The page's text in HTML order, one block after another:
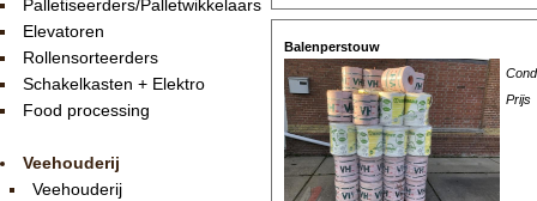
Palletiseerders/Palletwikkelaars
Elevatoren
Rollensorteerders
Schakelkasten + Elektro
Food processing
Veehouderij
Veehouderij
Balenperstouw
Prijs